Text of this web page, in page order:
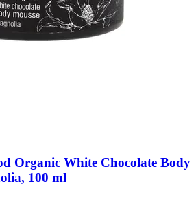
Organic White Chocolate Body
100 ml